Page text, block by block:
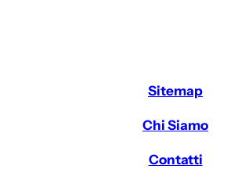
Sitemap
Chi Siamo
Contatti